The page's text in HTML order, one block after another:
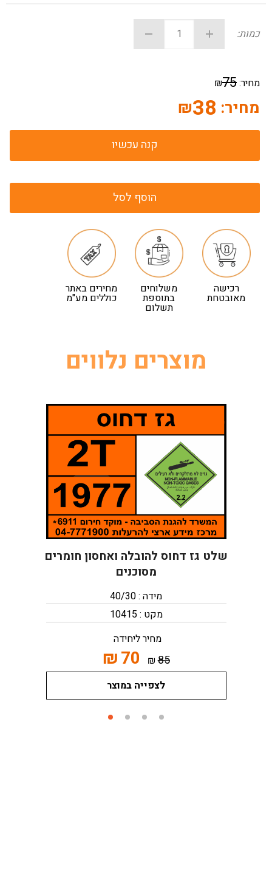
כמות:
מחיר:75
₪
מחיר: 38
₪
קנה עכשיו
הוסף לסל
רכישה
מאובטחת
משלוחים
בתוספת
תשלום
מחירים באתר
כוללים מע"מ
מוצרים נלווים
שלט גז דחוס להובלה ואחסון חומרים
מסוכנים
מידה : 40/30
מקט : 10415
מחיר ליחידה
85
₪
70
₪
לצפייה במוצר